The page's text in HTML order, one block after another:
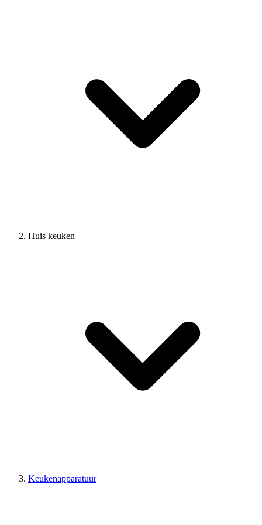
Huis keuken
Keukenapparatuur